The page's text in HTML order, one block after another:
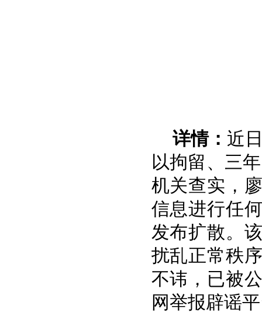
详情： 近
以拘留、三
机关查实，
信息进行任
发布扩散。
扰乱正常秩
不讳，已被
网举报辟谣